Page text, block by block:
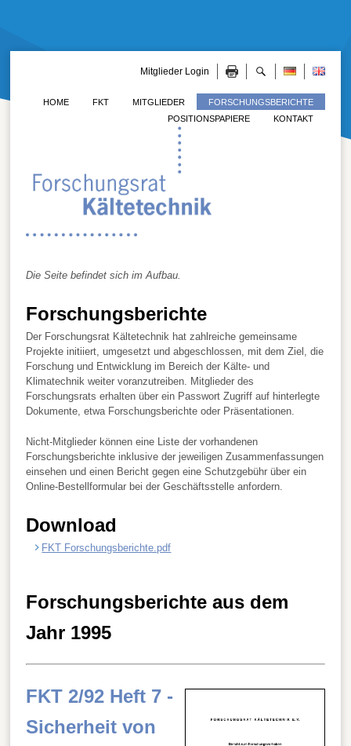
Mitglieder Login
HOME FKT MITGLIEDER
FORSCHUNGSBERICHTE
POSITIONSPAPIERE
KONTAKT
Die Seite befindet sich im Aufbau.
Forschungsberichte
Der Forschungsrat Kältetechnik hat zahlreiche gemeinsame
Projekte initiiert, umgesetzt und abgeschlossen, mit dem Ziel, die
Forschung und Entwicklung im Bereich der Kälte- und
Klimatechnik weiter voranzutreiben. Mitglieder des
Forschungsrats erhalten über ein Passwort Zugriff auf hinterlegte
Dokumente, etwa Forschungsberichte oder Präsentationen.
Nicht-Mitglieder können eine Liste der vorhandenen
Forschungsberichte inklusive der jeweiligen Zusammenfassungen
einsehen und einen Bericht gegen eine Schutzgebühr über ein
Online-Bestellformular bei der Geschäftsstelle anfordern.
Download
FKT Forschungsberichte.pdf
Forschungsberichte aus dem
Jahr 1995
FKT 2/92 Heft 7 -
Sicherheit von